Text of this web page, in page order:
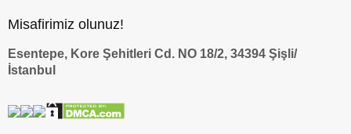
Misafirimiz olunuz!
Esentepe, Kore Şehitleri Cd. NO 18/2, 34394 Şişli/
İstanbul